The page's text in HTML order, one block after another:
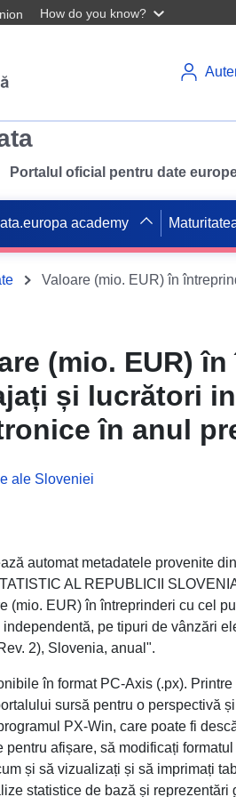
How do you know?
Portalul oficial pentru date
academy
(mio. EUR)
și lucrători
în anul
ale Sloveniei
automat metadatele provenite
AL REPUBLICII
(mio. EUR) în întreprinderi cu cel
pe tipuri de vânzări
2), Slovenia, anual".
în format PC-Axis (.px).
sursă pentru o perspectivă
PX-Win, care poate fi
pentru afișare, să modificați
și să vizualizați și să imprimați
statistice de bază și reprezentări